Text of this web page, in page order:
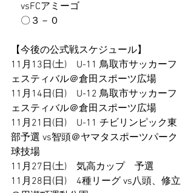
vsFCアミーゴ
〇３－０
【今後の公式戦スケジュール】
11月13日(土)　U-11 鳥取市サッカーフ
ェスティバル＠倉田スポーツ広場
11月14日(日)    U-12 鳥取市サッカーフ
ェスティバル＠倉田スポーツ広場
11月21日(日)　U-11 チビリンピック東
部予選 vs智頭＠ヤマタスポーツパーク
球技場
11月27日(土)　気高カップ　予選
11月28日(日)　4種リーグ vs八頭、修立